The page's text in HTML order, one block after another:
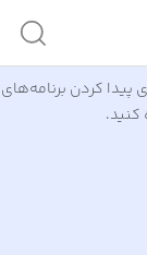
پیدا کردن برنامه‌های